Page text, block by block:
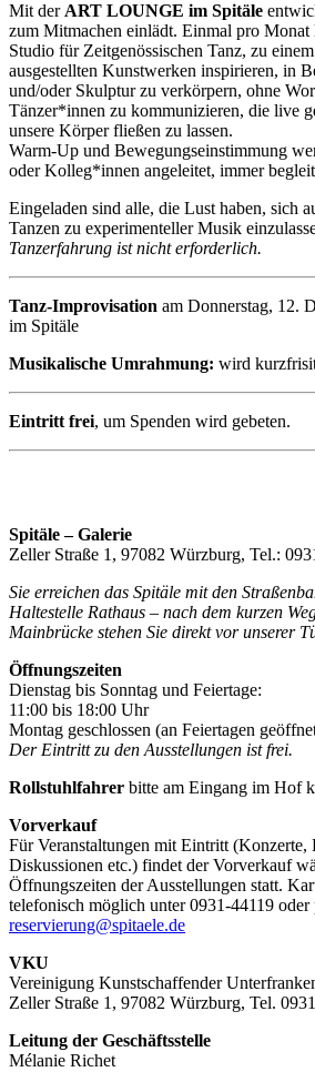
Mit der ART LOUNGE im Spitäle
zum Mitmachen einlädt. Einmal pro
Studio für Zeitgenössischen Tanz, zu
ausgestellten Kunstwerken inspirieren, in
und/oder Skulptur zu verkörpern, ohne
Tänzer*innen zu kommunizieren, die live
unsere Körper fließen zu lassen.
Warm-Up und Bewegungseinstimmung
oder Kolleg*innen angeleitet, immer
Eingeladen sind alle, die Lust haben, sich
Tanzen zu experimenteller Musik
Tanzerfahrung ist nicht erforderlich.
Tanz-Improvisation am Donnerstag, 12.
im Spitäle
Musikalische Umrahmung: wird
Eintritt frei, um Spenden wird gebeten.
Spitäle – Galerie
Zeller Straße 1, 97082 Würzburg, Tel.:
Sie erreichen das Spitäle mit den
Haltestelle Rathaus – nach dem kurzen
Mainbrücke stehen Sie direkt vor unserer
Öffnungszeiten
Dienstag bis Sonntag und Feiertage:
11:00 bis 18:00 Uhr
Montag geschlossen (an Feiertagen
Der Eintritt zu den Ausstellungen ist frei.
Rollstuhlfahrer bitte am Eingang im Hof
Vorverkauf
Für Veranstaltungen mit Eintritt (Konzerte,
Diskussionen etc.) findet der Vorverkauf
Öffnungszeiten der Ausstellungen statt.
telefonisch möglich unter 0931-44119 oder
reservierung@spitaele.de
VKU
Vereinigung Kunstschaffender
Zeller Straße 1, 97082 Würzburg, Tel.
Leitung der Geschäftsstelle
Mélanie Richet